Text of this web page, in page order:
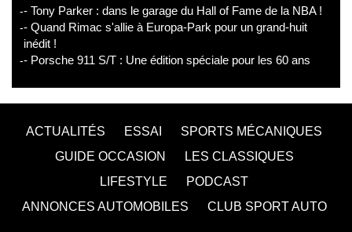
- Tony Parker : dans le garage du Hall of Fame de la NBA !
- Quand Rimac s'allie à Europa-Park pour un grand-huit
inédit !
- Porsche 911 S/T : Une édition spéciale pour les 60 ans
ACTUALITÉS ESSAI
SPORTS MÉCANIQUES
GUIDE OCCASION
LES CLASSIQUES
LIFESTYLE
PODCAST
ANNONCES AUTOMOBILES
CLUB SPORT AUTO